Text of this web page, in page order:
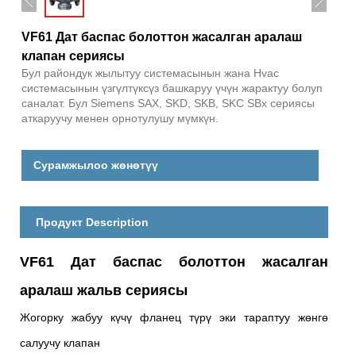
VF61 Дат баспас болоттон жасалган аралаш
клапан сериясы
Бул райондук жылытуу системасынын жана Hvac
системасынын үзгүлтүксүз башкаруу үчүн жарактуу болуп
саналат. Бул Siemens SAX, SKD, SKB, SKC SBx сериясы
аткаруучу менен орнотулушу мүмкүн.
Сурамжылоо жөнөтүү
Продукт Description
VF61 Дат баспас болоттон жасалган
аралаш жальв сериясы
Жогорку жабуу күчү фланец түрү эки тараптуу жөнгө
салуучу клапан